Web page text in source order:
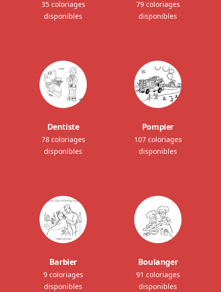
35 coloriages
disponibles
79 coloriages
disponibles
Dentiste
78 coloriages
disponibles
Pompier
107 coloriages
disponibles
Barbier
9 coloriages
disponibles
Boulanger
91 coloriages
disponibles